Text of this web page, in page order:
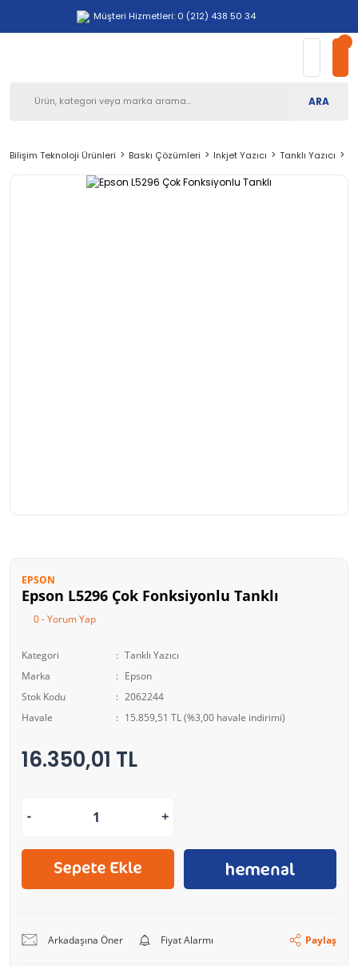
Müşteri Hizmetleri: 0 (212) 438 50 34
ARA
Bilişim Teknoloji Ürünleri Baskı Çözümleri Inkjet Yazıcı Tanklı Yazıcı
EPSON
Epson L5296 Çok Fonksiyonlu Tanklı
0 - Yorum Yap
Kategori
Tanklı Yazıcı
Marka
Epson
Stok Kodu
2062244
Havale
15.859,51 TL (%3,00 havale indirimi)
16.350,01 TL
Arkadaşına Öner Fiyat Alarmı Paylaş